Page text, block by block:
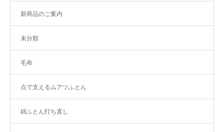
新商品のご案内
未分類
毛布
点で支えるムアツふとん
綿ふとん打ち直し